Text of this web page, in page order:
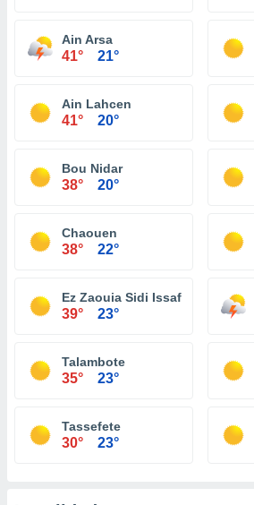
Ain Arsa
41° 21°
Ain Lahcen
41° 20°
Bou Nidar
38° 20°
Chaouen
38° 22°
Ez Zaouia Sidi Issaf Tlidi
39° 23°
Talambote
35° 23°
Tassefete
30° 23°